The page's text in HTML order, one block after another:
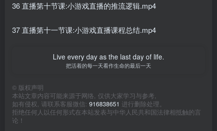
36 直播第十节课:小游戏直播的推流逻辑.mp4
37 直播第十一节课:小游戏直播课程总结.mp4
Live every day as the last day of life.
把活着的每一天看作生命的最后一天
© 版权声明
本站文章内容可能来源于网络, 仅供大家学习与参考,
如有侵权, 请联系客服微信: 916838651 进行删除处理。
拒绝任何人以任何形式在本站发表与中华人民共和国法律相抵触的言
论！